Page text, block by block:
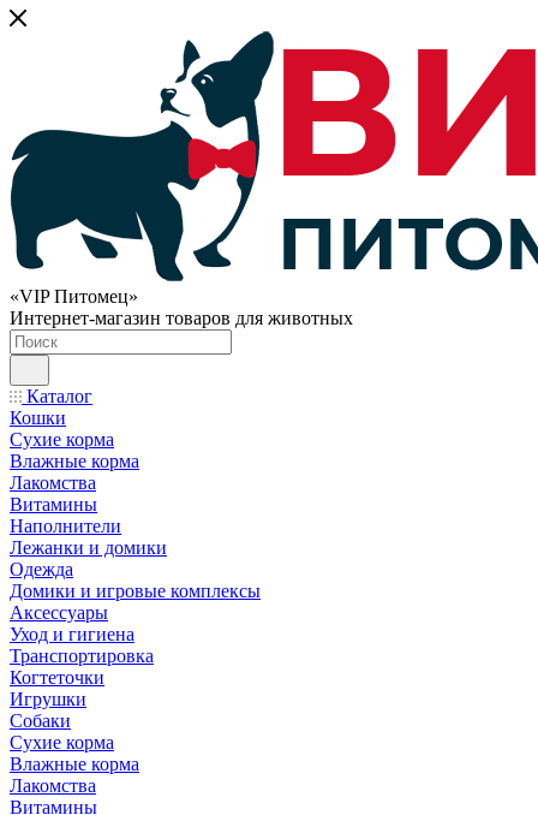
«VIP Питомец»
Интернет-магазин товаров для животных
Каталог
Кошки
Сухие корма
Влажные корма
Лакомства
Витамины
Наполнители
Лежанки и домики
Одежда
Домики и игровые комплексы
Аксессуары
Уход и гигиена
Транспортировка
Когтеточки
Игрушки
Собаки
Сухие корма
Влажные корма
Лакомства
Витамины